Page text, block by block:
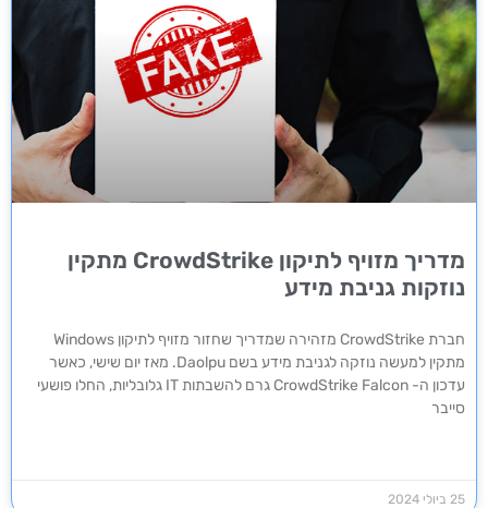
מדריך מזויף לתיקון CrowdStrike מתקין
נוזקות גניבת מידע
חברת CrowdStrike מזהירה שמדריך שחזור מזויף לתיקון Windows
מתקין למעשה נוזקה לגניבת מידע בשם Daolpu. מאז יום שישי, כאשר
עדכון ה- CrowdStrike Falcon גרם להשבתות IT גלובליות, החלו פושעי
סייבר
25 ביולי 2024